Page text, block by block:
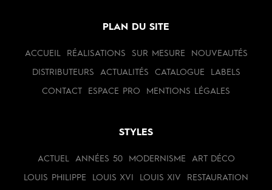
PLAN DU SITE
ACCUEIL RÉALISATIONS SUR MESURE NOUVEAUTÉS
DISTRIBUTEURS ACTUALITÉS CATALOGUE LABELS
CONTACT ESPACE PRO MENTIONS LÉGALES
STYLES
ACTUEL ANNÉES 50 MODERNISME ART DÉCO
LOUIS PHILIPPE LOUIS XVI LOUIS XIV RESTAURATION